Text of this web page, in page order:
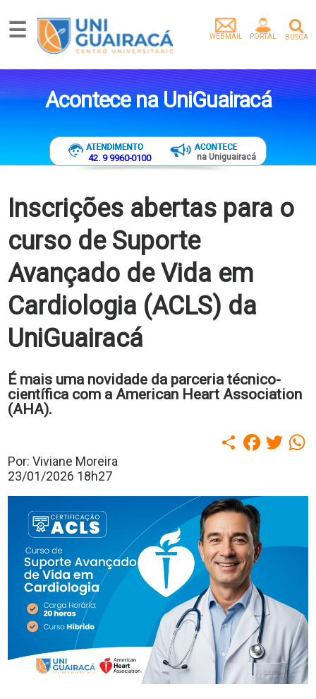
Graduação
Graduação
Extensão
Egressos
Extensão
Artigos
Instituição
Empresa
Tenha
um
polo
Portal
Calendário
Acadêmico
Portal
Portal
da
Mais
Opções
Contato
☰ BUSCA
PORTAL
WEBMAIL
Acontece na UniGuairacá
42. 9 9960-0100 na Uniguairacá
Inscrições abertas para o
curso de Suporte
Avançado de Vida em
Cardiologia (ACLS) da
UniGuairacá
É mais uma novidade da parceria técnico-
científica com a American Heart Association
(AHA).
Compartilhar
Por: Viviane Moreira
23/01/2026 18h27